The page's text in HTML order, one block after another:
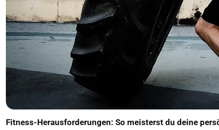
Fitness-Herausforderungen: So meisterst du deine